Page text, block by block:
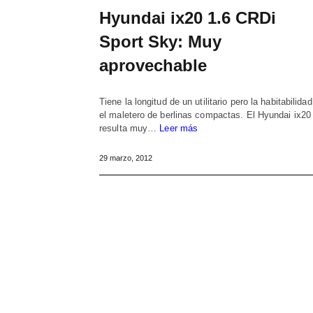
Hyundai ix20 1.6 CRDi
Sport Sky: Muy
aprovechable
Tiene la longitud de un utilitario pero la
el maletero de berlinas compactas. El Hyundai ix20
resulta muy…
Leer más
29 marzo, 2012